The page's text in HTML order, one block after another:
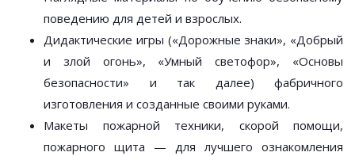
поведению для детей и взрослых.
Дидактические игры («Дорожные знаки», «Добрый
и злой огонь», «Умный светофор», «Основы
безопасности» и так далее) фабричного
изготовления и созданные своими руками.
Макеты пожарной техники, скорой помощи,
пожарного щита — для лучшего ознакомления